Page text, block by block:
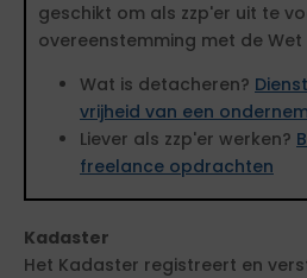
geschikt om als zzp'er uit te
overeenstemming met de Wet
Wat is detacheren?
vrijheid van een
Liever als zzp'er werken?
freelance opdrachten
Kadaster
Het Kadaster registreert en